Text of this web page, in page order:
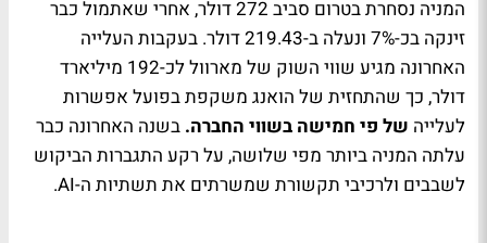
המניה נסחרת בטרום סביב 272 דולר, אחרי שאתמול כבר
זינקה בכ-7% ונעלה ב-219.43 דולר. בעקבות העלייה
האחרונה מגיע שווי השוק של מארוול לכ-192 מיליארד
דולר, כך שהתחזית של הואנג משקפת בפועל אפשרות
לעלייה של פי חמישה בשווי החברה. בשנה האחרונה כבר
עלתה המניה ביותר מפי שלושה, על רקע התגברות הביקוש
לשבבים ולרכיבי תקשורת שמשרתים את תשתיות ה-AI.